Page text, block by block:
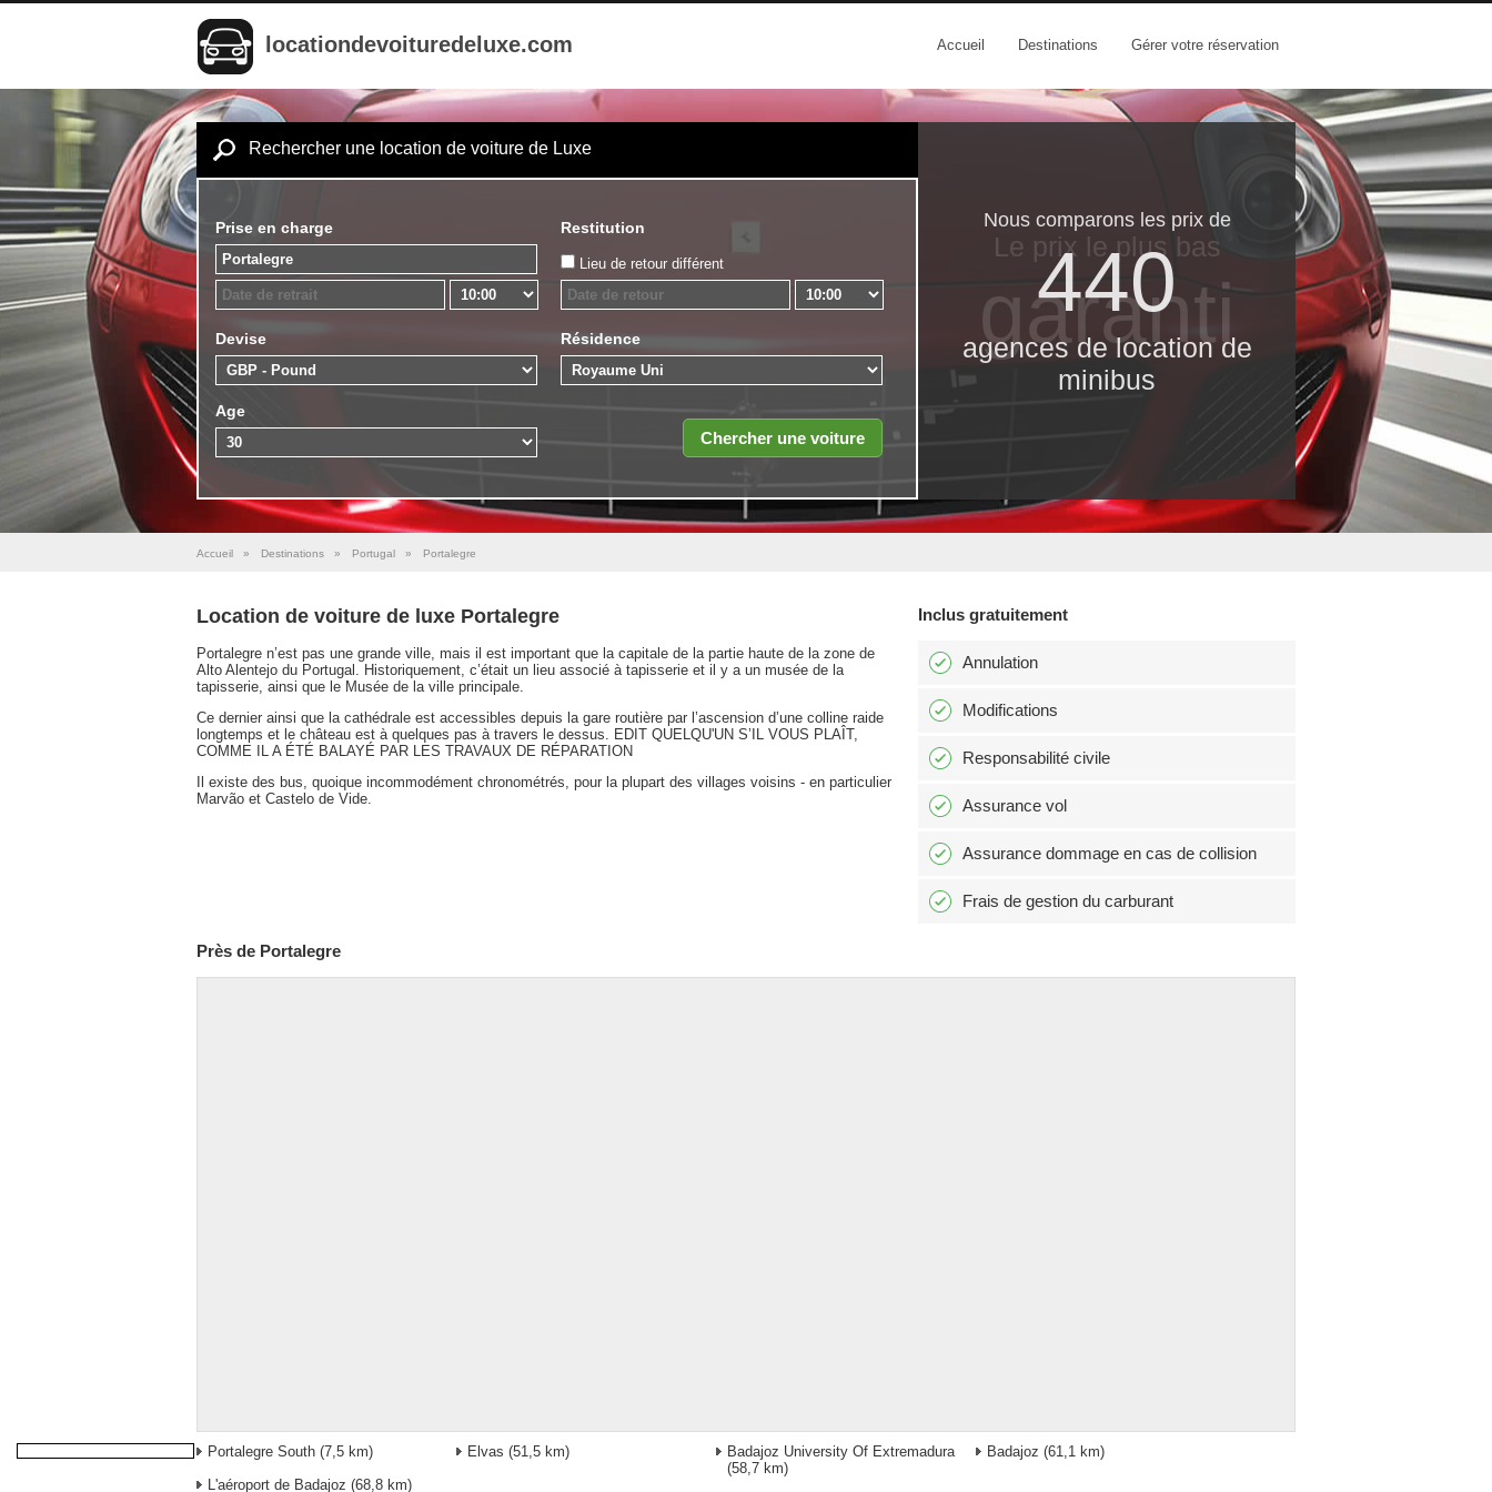
locationdevoituredeluxe.com Accueil Destinations Gérer votre réservation
Rechercher une location de voiture de Luxe
Prise en charge Restitution
Lieu de retour différent
Devise Résidence
Age
Nous comparons les prix de
440
agences de location de
minibus
Le prix le​ plus bas
garanti
Accueil » Destinations » Portugal » Portalegre
Location de voiture de luxe Portalegre
Portalegre n’est pas une grande ville, mais il est important que la capitale de la partie haute de la zone de
Alto Alentejo du Portugal. Historiquement, c’était un lieu associé à tapisserie et il y a un musée de la
tapisserie, ainsi que le Musée de la ville principale.
Ce dernier ainsi que la cathédrale est accessibles depuis la gare routière par l’ascension d’une colline raide
longtemps et le château est à quelques pas à travers le dessus. EDIT QUELQU'UN S’IL VOUS PLAÎT,
COMME IL A ÉTÉ BALAYÉ PAR LES TRAVAUX DE RÉPARATION
Il existe des bus, quoique incommodément chronométrés, pour la plupart des villages voisins - en particulier
Marvão et Castelo de Vide.
Inclus gratuitement
Annulation
Modifications
Responsabilité civile
Assurance vol
Assurance dommage en cas de collision
Frais de gestion du carburant
Près de Portalegre
Portalegre South (7,5 km) Elvas (51,5 km)
Badajoz University Of Extremadura
(58,7 km)
Badajoz (61,1 km)
L'aéroport de Badajoz (68,8 km)